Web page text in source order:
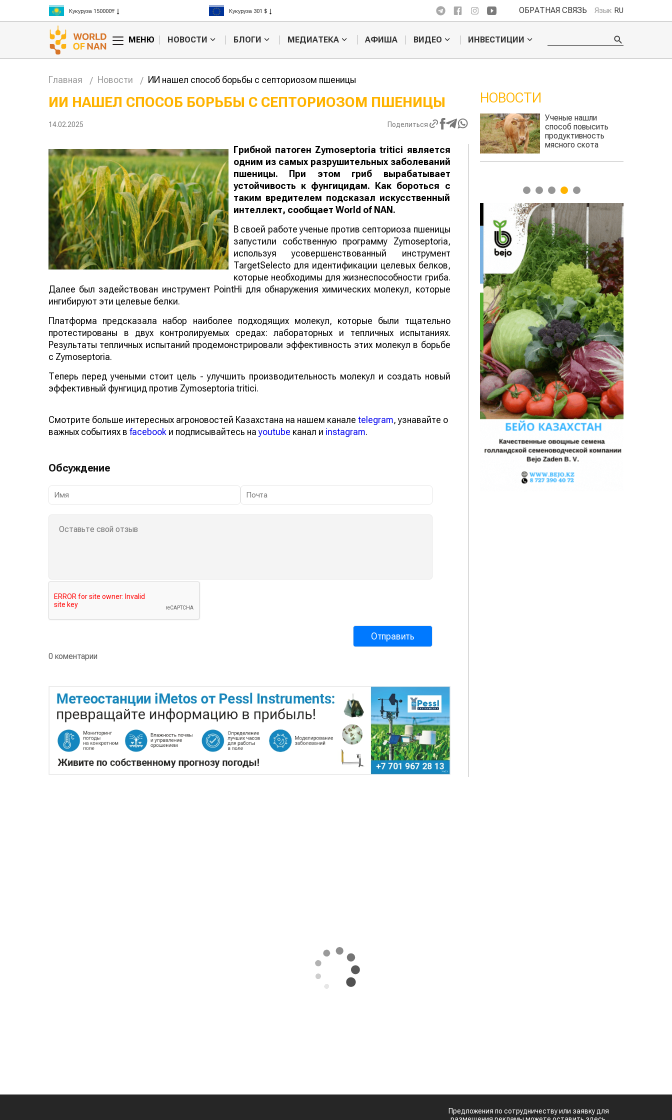
Кукуруза 150000₸
Рис 300000₸
Пшеница 3 класс 125000₸
Кукуруза 301 $
Рис 408 $
ОБРАТНАЯ СВЯЗЬ Язык RU
МЕНЮ НОВОСТИ БЛОГИ МЕДИАТЕКА АФИША ВИДЕО ИНВЕСТИЦИИ
Главная Новости ИИ нашел способ борьбы с септориозом пшеницы
ИИ НАШЕЛ СПОСОБ БОРЬБЫ С СЕПТОРИОЗОМ ПШЕНИЦЫ
14.02.2025 Поделиться
Грибной патоген Zymoseptoria tritici является
одним из самых разрушительных заболеваний
пшеницы. При этом гриб вырабатывает
устойчивость к фунгицидам. Как бороться с
таким вредителем подсказал искусственный
интеллект, сообщает World of NAN.
В своей работе ученые против септориоза пшеницы
запустили собственную программу Zymoseptoria,
используя усовершенствованный инструмент
TargetSelecto для идентификации целевых белков,
которые необходимы для жизнеспособности гриба.
Далее был задействован инструмент PointHi для обнаружения химических молекул, которые
ингибируют эти целевые белки.
Платформа предсказала набор наиболее подходящих молекул, которые были тщательно
протестированы в двух контролируемых средах: лабораторных и тепличных испытаниях.
Результаты тепличных испытаний продемонстрировали эффективность этих молекул в борьбе
с Zymoseptoria.
Теперь перед учеными стоит цель - улучшить производительность молекул и создать новый
эффективный фунгицид против Zymoseptoria tritici.
Смотрите больше интересных агроновостей Казахстана на нашем канале telegram, узнавайте о
важных событиях в facebook и подписывайтесь наyoutube канал и instagram.
Обсуждение
0 коментарии
НОВОСТИ
авиатоплива
лазером
Кыргызстан обошел
Казахстан по темпам роста сельского
Ученые нашли
способ повысить
продуктивность
мясного скота
1 2 3 4 5
Предложения по сотрудничеству или заявку для